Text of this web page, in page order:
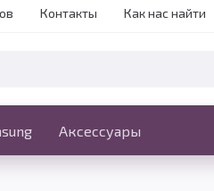
Контакты Как нас найти
Аксессуары